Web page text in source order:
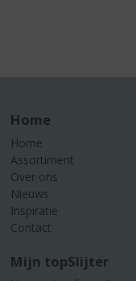
Home
Home
Assortiment
Over ons
Nieuws
Inspiratie
Contact
Mijn topSlijter